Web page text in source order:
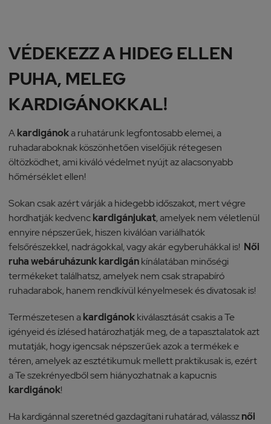
VÉDEKEZZ A HIDEG ELLEN
PUHA, MELEG
KARDIGÁNOKKAL!
Akardigánoka ruhatárunk legfontosabb elemei, a
ruhadaraboknak köszönhetően viselőjük rétegesen
öltözködhet, ami kiváló védelmet nyújt az alacsonyabb
hőmérséklet ellen!
Sokan csak azért várják a hidegebb időszakot, mert végre
hordhatják kedvenckardigánjukat, amelyek nem véletlenül
ennyire népszerűek, hiszen kiválóan variálhatók
felsőrészekkel, nadrágokkal, vagy akár egyberuhákkal is! Női
ruha webáruházunk kardigánkínálatában minőségi
termékeket találhatsz, amelyek nem csak strapabíró
ruhadarabok, hanem rendkívül kényelmesek és divatosak is!
Természetesen akardigánokkiválasztását csakis a Te
igényeid és ízlésed határozhatják meg, de a tapasztalatok azt
mutatják, hogy igencsak népszerűek azok a termékek e
téren, amelyek az esztétikumuk mellett praktikusak is, ezért
a Te szekrényedből sem hiányozhatnak a kapucnis
kardigánok!
Ha kardigánnal szeretnéd gazdagítani ruhatárad, válassznői